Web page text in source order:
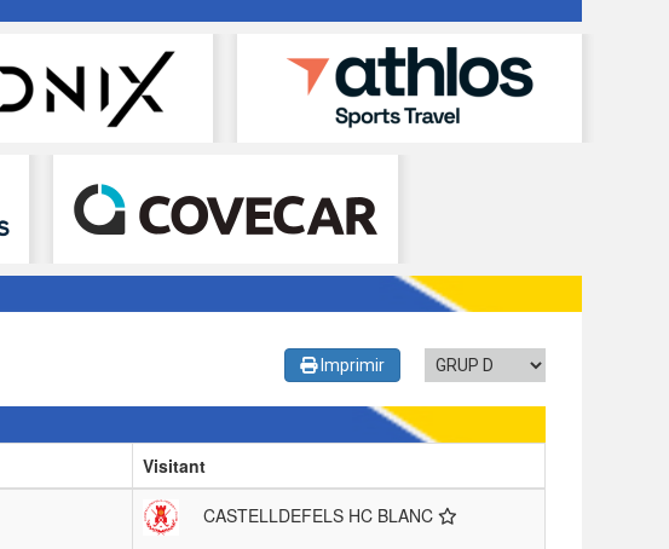
Imprimir
Visitant
CASTELLDEFELS HC BLANC